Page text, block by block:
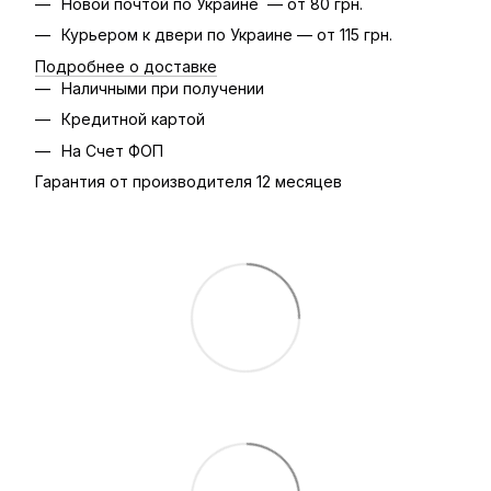
Новой почтой по Украине — от 80 грн.
Курьером к двери по Украине — от 115 грн.
Подробнее о доставке
Наличными при получении
Кредитной картой
На Счет ФОП
Гарантия от производителя 12 месяцев